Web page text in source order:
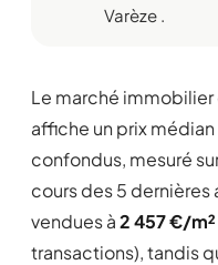
Varèze .
Le marché
affiche un prix
confondus, mesuré
cours des 5 dernières
vendues à2 457 €/m²
transactions), tandis